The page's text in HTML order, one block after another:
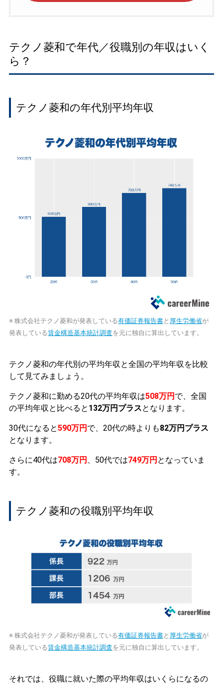
テクノ菱和で年代／役職別の年収はいく
ら？
テクノ菱和の年代別平均年収
※ 株式会社テクノ菱和が発表している有価証券報告書と 厚生労働省が
発表している賃金構造基本統計調査を元に独自に算出しています。
テクノ菱和の年代別の平均年収と全国の平均年収を比較
して見てみましょう。
テクノ菱和に勤める20代の平均年収は508万円 で、全国
の平均年収と比べると 132万円プラスとなります。
30代になると590万円 で、20代の時よりも82万円プラス
となります。
さらに40代は708万円 、50代では749万円 となっていま
す。
テクノ菱和の役職別平均年収
※ 株式会社テクノ菱和が発表している有価証券報告書と 厚生労働省が
発表している賃金構造基本統計調査を元に独自に算出しています。
それでは、役職に就いた際の平均年収はいくらになるの